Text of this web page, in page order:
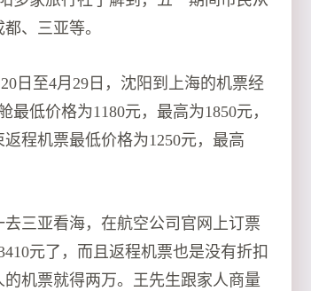
、三亚等。
日至4月29日，沈阳到上海的机票经
低价格为1180元，最高为1850元，
程机票最低价格为1250元，最高
三亚看海，在航空公司官网上订票
元了，而且返程机票也是没有折扣
机票就得两万。王先生跟家人商量